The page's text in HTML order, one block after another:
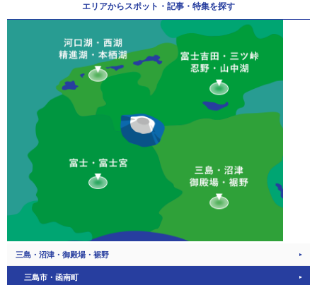
エリアからスポット・記事・特集を探す
三島・沼津・御殿場・裾野
三島市・函南町